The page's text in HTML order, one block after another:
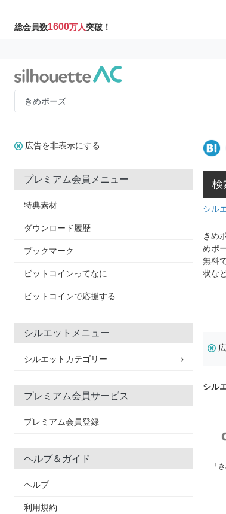
総会員数1600万人突破！
広告を非表示にする
プレミアム会員メニュー
特典素材
ダウンロード履歴
ブックマーク
ビットコインってなに
ビットコインで応援する
シルエットメニュー
シルエットカテゴリー
プレミアム会員サービス
プレミアム会員登録
ヘルプ＆ガイド
ヘルプ
利用規約
検
シル
きめ
めポ
無料
状な
シル
「